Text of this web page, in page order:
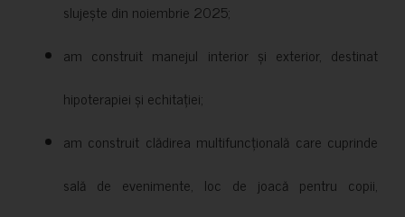
slujește din noiembrie 2025;
am construit manejul interior și exterior, destinat
hipoterapiei și echitației;
am construit clădirea multifuncțională care cuprinde
sală de evenimente, loc de joacă pentru copii,